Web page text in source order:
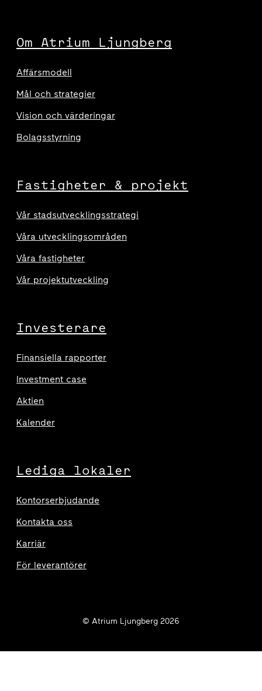
Om Atrium Ljungberg
Affärsmodell
Mål och strategier
Vision och värderingar
Bolagsstyrning
Fastigheter & projekt
Vår stadsutvecklingsstrategi
Våra utvecklingsområden
Våra fastigheter
Vår projektutveckling
Investerare
Finansiella rapporter
Investment case
Aktien
Kalender
Lediga lokaler
Kontorserbjudande
Kontakta oss
Karriär
För leverantörer
© Atrium Ljungberg 2026